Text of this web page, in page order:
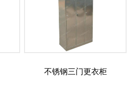
不锈钢三门更衣柜